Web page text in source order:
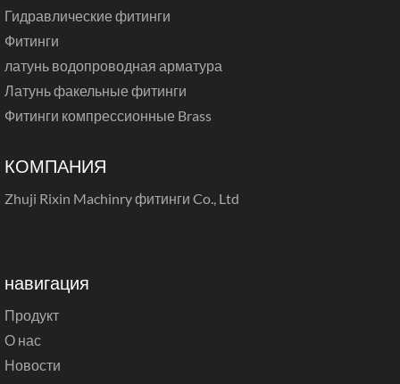
Гидравлические фитинги
Фитинги
латунь водопроводная арматура
Латунь факельные фитинги
Фитинги компрессионные Brass
КОМПАНИЯ
Zhuji Rixin Machinry фитинги Co., Ltd
навигация
Продукт
О нас
Новости